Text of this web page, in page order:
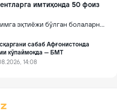
имтиҳонда 50 фоиз
эҳтиёжи бўлган болаларни
билан қамраб олиш тизимини
чора-тадбирлар
таълим соҳасида қатор
сабаб Афғонистонда
кўпаймоқда — БМТ
14:08